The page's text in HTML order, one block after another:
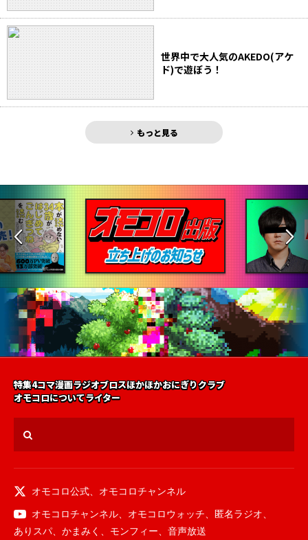
世界中で大人気のAKEDO(アケ
ド)で遊ぼう！
もっと見る
特集4コマ漫画ラジオブロスほかほかおにぎりクラブ
オモコロについてライター
オモコロ公式、 オモコロチャンネル
オモコロチャンネル、 オモコロウォッチ、 匿名ラジオ、
ありスパ、 かまみく 、 モンフィー、 音声放送